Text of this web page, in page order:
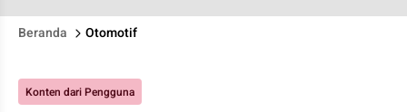
Beranda Otomotif
Konten dari Pengguna